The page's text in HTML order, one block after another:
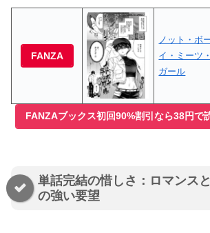
FANZA
ノット・ボ
イ・ミーツ・
ガール
FANZAブックス初回90%割引なら38円で
単話完結の惜しさ：ロマンス
の強い要望